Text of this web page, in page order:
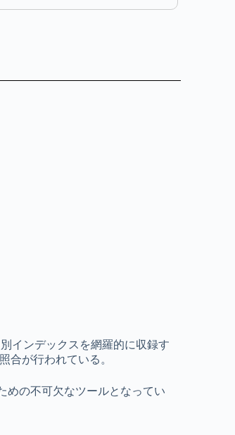
インデックスを網羅的に収録す
合が行われている。
めの不可欠なツールとなってい